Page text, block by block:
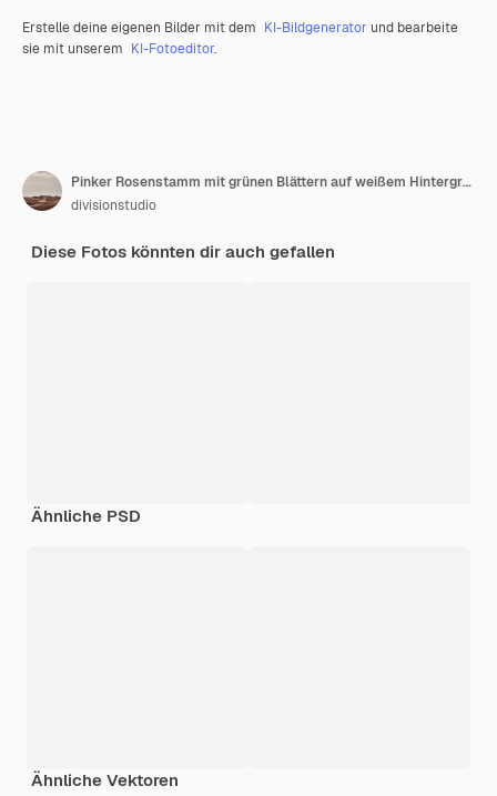
Erstelle deine eigenen Bilder mit dem KI-Bildgenerator und bearbeite
sie mit unserem KI-Fotoeditor.
Pinker Rosenstamm mit grünen Blättern auf weißem Hintergrund
divisionstudio
Diese Fotos könnten dir auch gefallen
Ähnliche PSD
Ähnliche Vektoren